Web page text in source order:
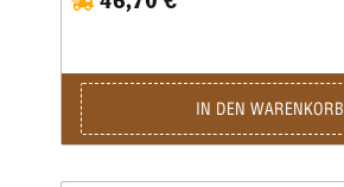
IN DEN WARENKORB